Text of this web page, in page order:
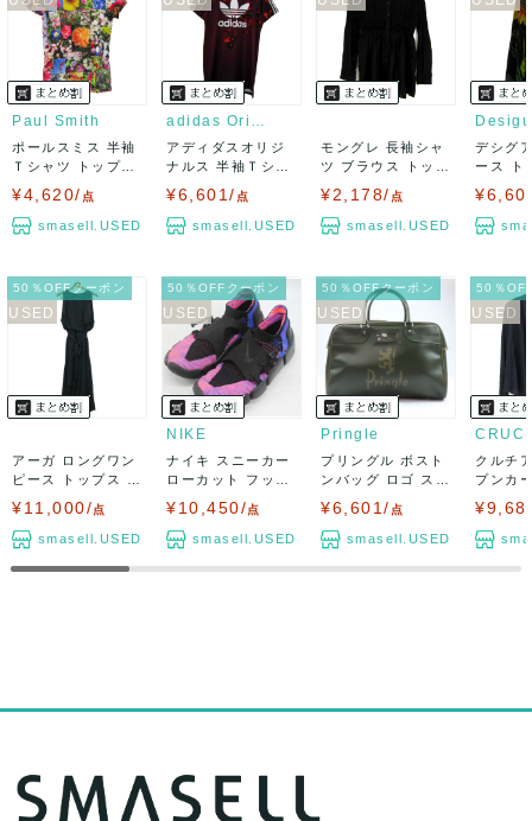
Paul Smith
ポールスミス 半袖
Ｔシャツ トップス
¥4,620/ 点
smasell.USED
アディダスオリジ
ナルス 半袖Ｔシャ
¥6,601/ 点
smasell.USED
モングレ 長袖シャ
ツ ブラウス トップ
¥2,178/ 点
smasell.USED
デシグ
ース ト
50％OFFクーポン
アーガ ロングワン
ピース トップス ノ
¥11,000/点
smasell.USED
50％OFFクーポン
NIKE
ナイキ スニーカー
ローカット フット
¥10,450/点
smasell.USED
50％OFFクーポン
Pringle
プリングル ボスト
ンバッグ ロゴ スポ
¥6,601/ 点
smasell.USED
50％
クルチ
プンカ